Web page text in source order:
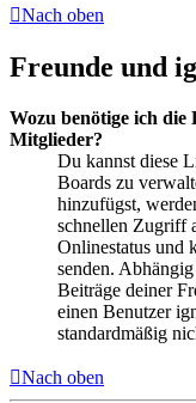
Nach oben
Freunde und
Wozu benötige ich
Mitglieder?
Du kannst diese
Boards zu
hinzufügst,
schnellen Zugriff
Onlinestatus und
senden.
Beiträge deiner
einen Benutzer
standardmäßig
Nach oben